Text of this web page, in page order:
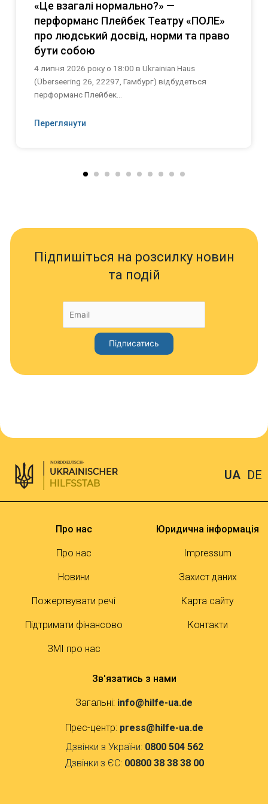
«Це взагалі нормально?» —
перформанс Плейбек Театру «ПОЛЕ»
про людський досвід, норми та право
бути собою
4 липня 2026 року о 18:00 в Ukrainian Haus
(Überseering 26, 22297, Гамбург) відбудеться
перформанс Плейбек...
Переглянути
Підпишіться на розсилку новин
та подій
UA DE
Про нас
Про нас
Новини
Пожертвувати речі
Підтримати фінансово
ЗМІ про нас
Юридична інформація
Impressum
Захист даних
Карта сайту
Контакти
Зв'язатись з нами
Загальні: info@hilfe-ua.de
Прес-центр: press@hilfe-ua.de
Дзвінки з України: 0800 504 562
Дзвінки з ЄС: 00800 38 38 38 00